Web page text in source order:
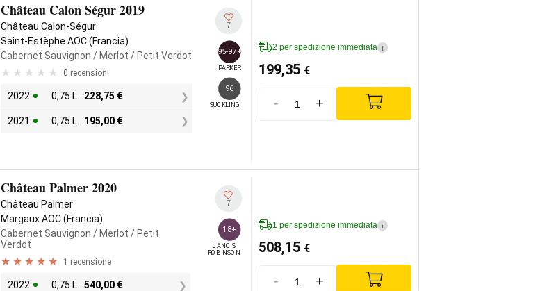
Château Calon Ségur 2019
Château Calon-Ségur
Saint-Estèphe AOC (Francia)
Cabernet Sauvignon / Merlot / Petit Verdot
0 recensioni
2022 0,75 L 228,75 €
2021 0,75 L 195,00 €
7
95-97+
PARKER
96
SUCKLING
2 per spedizione immediata i
199,35 €
- +
Château Palmer 2020
Château Palmer
Margaux AOC (Francia)
Cabernet Sauvignon / Merlot / Petit
Verdot
1 recensione
2022 0,75 L 540,00 €
7
18+
JANCIS
ROBINSON
1 per spedizione immediata i
508,15 €
- +